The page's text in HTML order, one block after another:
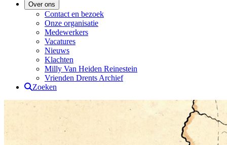
Over ons
Contact en bezoek
Onze organisatie
Medewerkers
Vacatures
Nieuws
Klachten
Milly Van Heiden Reinestein
Vrienden Drents Archief
Zoeken
Drents Archief